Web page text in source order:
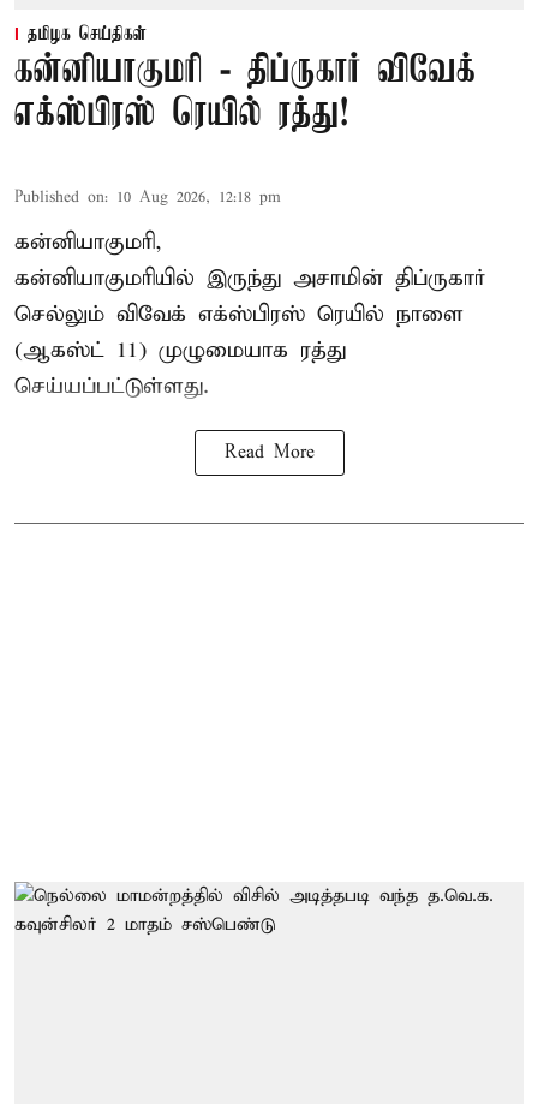
தமிழக செய்திகள்
கன்னியாகுமரி - திப்ருகார் விவேக்
எக்ஸ்பிரஸ் ரெயில் ரத்து!
Published on: 10 Aug 2026, 12:18 pm
கன்னியாகுமரி,
கன்னியாகுமரியில் இருந்து அசாமின் திப்ருகார்
செல்லும் விவேக் எக்ஸ்பிரஸ் ரெயில் நாளை
(ஆகஸ்ட் 11) முழுமையாக ரத்து
செய்யப்பட்டுள்ளது.
Read More